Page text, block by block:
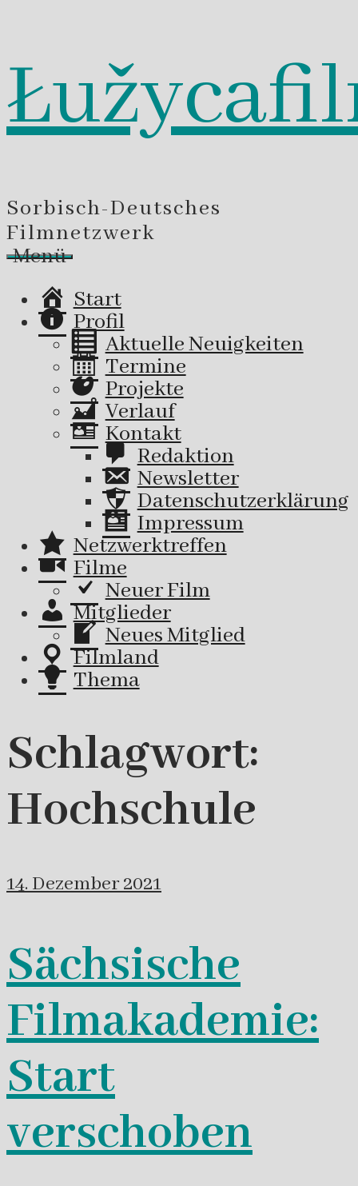
Zum
Inhalt
springen
Sorbisch-Deutsches
Filmnetzwerk
Menü
Start
Profil
Aktuelle Neuigkeiten
Termine
Projekte
Verlauf
Kontakt
Redaktion
Newsletter
Datenschutzerklärung
Impressum
Netzwerktreffen
Filme
Neuer Film
Mitglieder
Neues Mitglied
Filmland
Thema
Schlagwort:
Hochschule
14. Dezember 2021
Sächsische
Filmakademie:
Start
verschoben